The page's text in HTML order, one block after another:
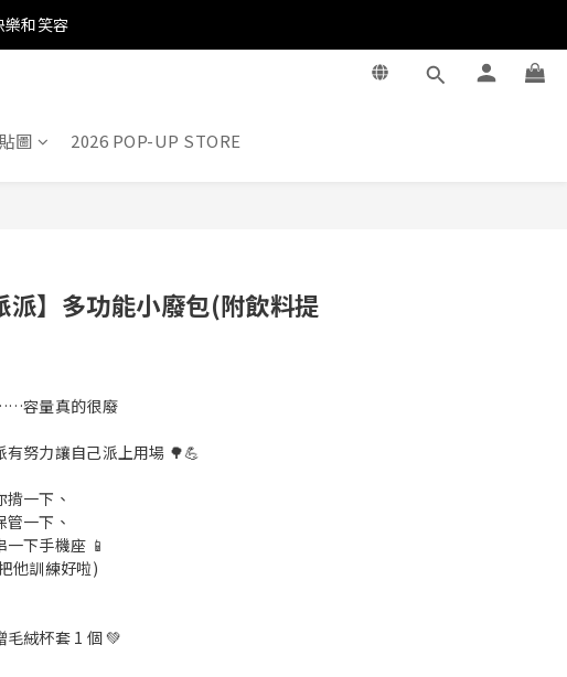
和笑容
圖 2026 POP-UP STORE
派】多功能小廢包(附飲料提
容量真的很廢
有努力讓自己派上用場 🌳💪
一下、
一下、
下手機座 📱
他訓練好啦)
毛絨杯套 1 個 💚